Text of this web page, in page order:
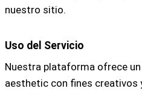
nuestro sitio.
Uso del Servicio
Nuestra plataforma ofrece
aesthetic con fines creativos